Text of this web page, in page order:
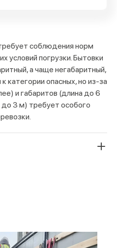
соблюдения норм
условий погрузки. Бытовки
а чаще негабаритный,
к категории опасных, но из-за
и габаритов (длина до 6
3 м) требует особого
а выступающие части
с одной площадки